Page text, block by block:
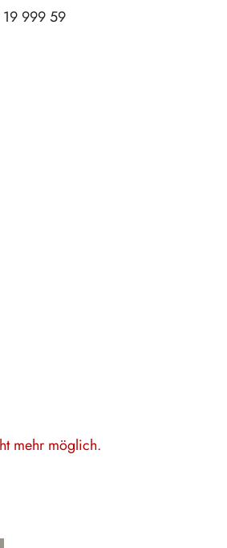
19 999 59
mehr möglich.